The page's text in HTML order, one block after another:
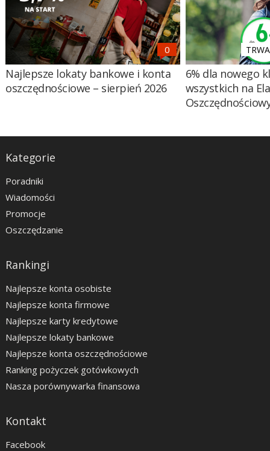
Najlepsze lokaty bankowe i konta
oszczędnościowe – sierpień 2026
6% dla nowego
wszystkich na
Kategorie
Poradniki
Wiadomości
Promocje
Oszczędzanie
Rankingi
Najlepsze konta osobiste
Najlepsze konta firmowe
Najlepsze karty kredytowe
Najlepsze lokaty bankowe
Najlepsze konta oszczędnościowe
Ranking pożyczek gotówkowych
Nasza porównywarka finansowa
Kontakt
Facebook